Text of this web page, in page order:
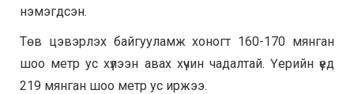
нэмэгдсэн.
Төв цэвэрлэх байгууламж хоногт 160-170 мянган
шоо метр ус хүлээн авах хүчин чадалтай. Үерийн үед
219 мянган шоо метр ус иржээ.